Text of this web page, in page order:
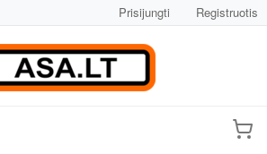
Prisijungti Registruotis